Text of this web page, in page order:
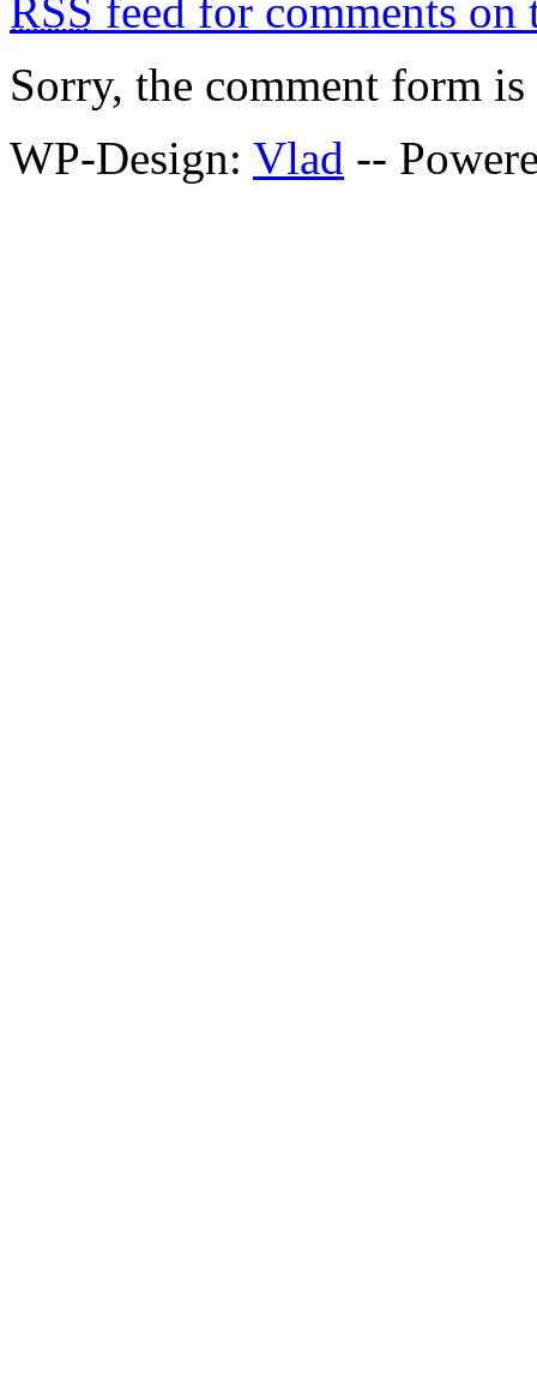
RSS feed for comments on
Sorry, the comment form
WP-Design: Vlad --